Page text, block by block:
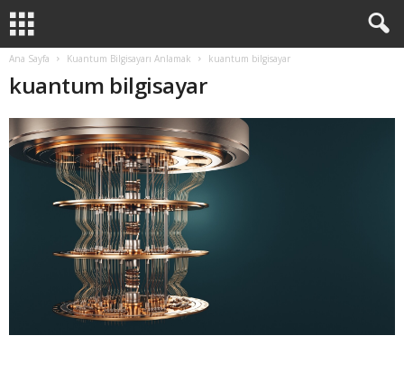
Ana Sayfa Kuantum Bilgisayarı Anlamak kuantum bilgisayar
kuantum bilgisayar